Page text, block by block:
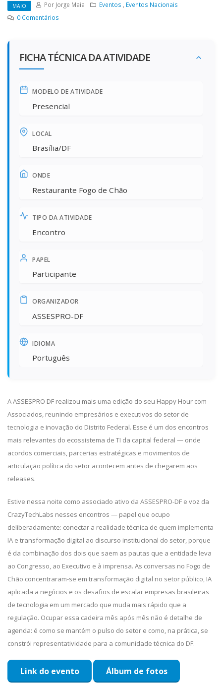
MAIO Por Jorge Maia Eventos
Eventos Nacionais
0 Comentários
FICHA TÉCNICA DA ATIVIDADE
MODELO DE ATIVIDADE
Presencial
LOCAL
Brasília/DF
ONDE
Restaurante Fogo de Chão
TIPO DA ATIVIDADE
Encontro
PAPEL
Participante
ORGANIZADOR
ASSESPRO-DF
IDIOMA
Português
A ASSESPRO DF realizou mais uma edição do seu Happy Hour com
Associados, reunindo empresários e executivos do setor de
tecnologia e inovação do Distrito Federal. Esse é um dos encontros
mais relevantes do ecossistema de TI da capital federal — onde
acordos comerciais, parcerias estratégicas e movimentos de
articulação política do setor acontecem antes de chegarem aos
releases.
Estive nessa noite como associado ativo da ASSESPRO-DF e voz da
CrazyTechLabs nesses encontros — papel que ocupo
deliberadamente: conectar a realidade técnica de quem implementa
IA e transformação digital ao discurso institucional do setor, porque
é da combinação dos dois que saem as pautas que a entidade leva
ao Congresso, ao Executivo e à imprensa. As conversas no Fogo de
Chão concentraram-se em transformação digital no setor público, IA
aplicada a negócios e os desafios de escalar empresas brasileiras
de tecnologia em um mercado que muda mais rápido que a
regulação. Ocupar essa cadeira mês após mês não é detalhe de
agenda: é como se mantém o pulso do setor e como, na prática, se
constrói representatividade para a comunidade técnica do DF.
Link do evento Álbum de fotos